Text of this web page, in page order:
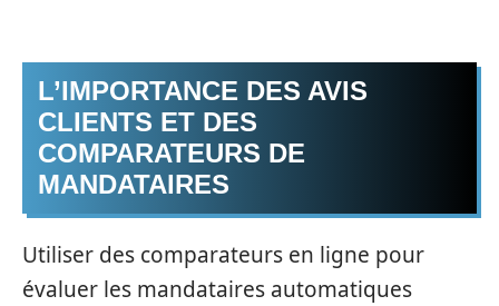
L’IMPORTANCE DES AVIS
CLIENTS ET DES
COMPARATEURS DE
MANDATAIRES
Utiliser des comparateurs en ligne pour
évaluer les mandataires automatiques